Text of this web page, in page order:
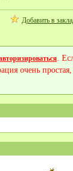
Добавить в
.
очень